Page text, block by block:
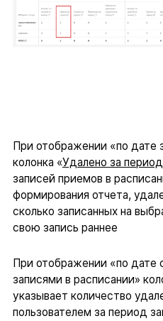
При отображении «по дате
колонка «Удалено за период
записей приемов в
формирования отчета,
сколько записанных на
свою запись раннее
При отображении «по дате
записями в расписании»
указывает количество
пользователем за период